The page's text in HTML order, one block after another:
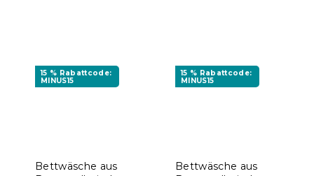
15 % Rabattcode:
MINUS15
Bettwäsche aus
15 % Rabattcode:
MINUS15
Bettwäsche aus